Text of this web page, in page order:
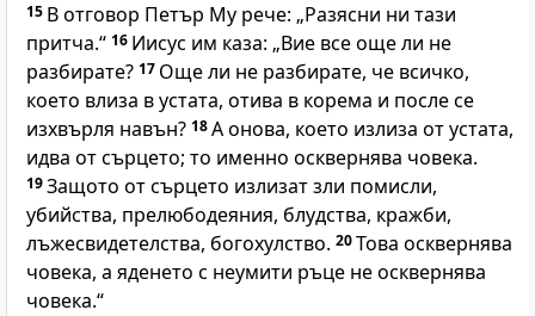
15 В отговор Петър Му рече: „Разясни ни тази
притча.“ 16 Иисус им каза: „Вие все още ли не
разбирате? 17 Още ли не разбирате, че всичко,
което влиза в устата, отива в корема и после се
изхвърля навън? 18А онова, което излиза от устата,
идва от сърцето; то именно осквернява човека.
19Защото от сърцето излизат зли помисли,
убийства, прелюбодеяния, блудства, кражби,
лъжесвидетелства, богохулство. 20Това осквернява
човека, а яденето с неумити ръце не осквернява
човека.“